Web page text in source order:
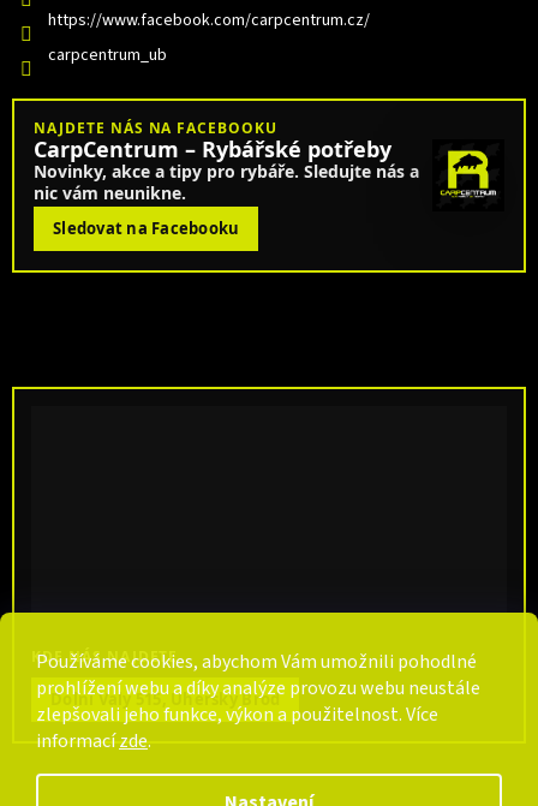
Používáme cookies, abychom Vám umožnili pohodlné
prohlížení webu a díky analýze provozu webu neustále
zlepšovali jeho funkce, výkon a použitelnost. Více
informacízde.
https://www.facebook.com/carpcentrum.cz/
carpcentrum_ub
NAJDETE NÁS NA FACEBOOKU
CarpCentrum – Rybářské potřeby
Novinky, akce a tipy pro rybáře. Sledujte nás a
nic vám neunikne.
Sledovat na Facebooku
KDE NÁS NAJDETE
Dolní Valy 515, Uherský Brod